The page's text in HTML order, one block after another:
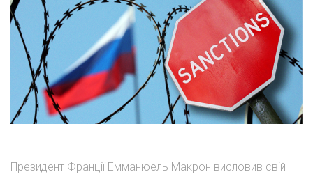
Президент Франції Емманюель Макрон висловив свій